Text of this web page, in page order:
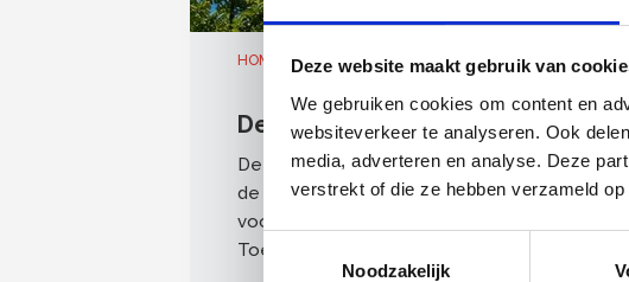
Deze website maakt gebruik van
We gebruiken cookies om content en
websiteverkeer te analyseren. Ook
media, adverteren en analyse. Deze
verstrekt of die ze hebben verzameld
Toestemmingsselectie
Noodzakelijk
HOME OVER ONDERHOUDNL ORGANISATIE
De Raad van Toezicht
De Raad van Toezicht houdt namens de
de financiën. Daarnaast werkt de Raad als
voorzitter en directeur van OnderhoudNL
Toezicht.